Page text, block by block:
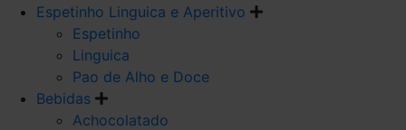
Espetinho Linguica e Aperitivo
Espetinho
Linguica
Pao de Alho e Doce
Bebidas
Achocolatado